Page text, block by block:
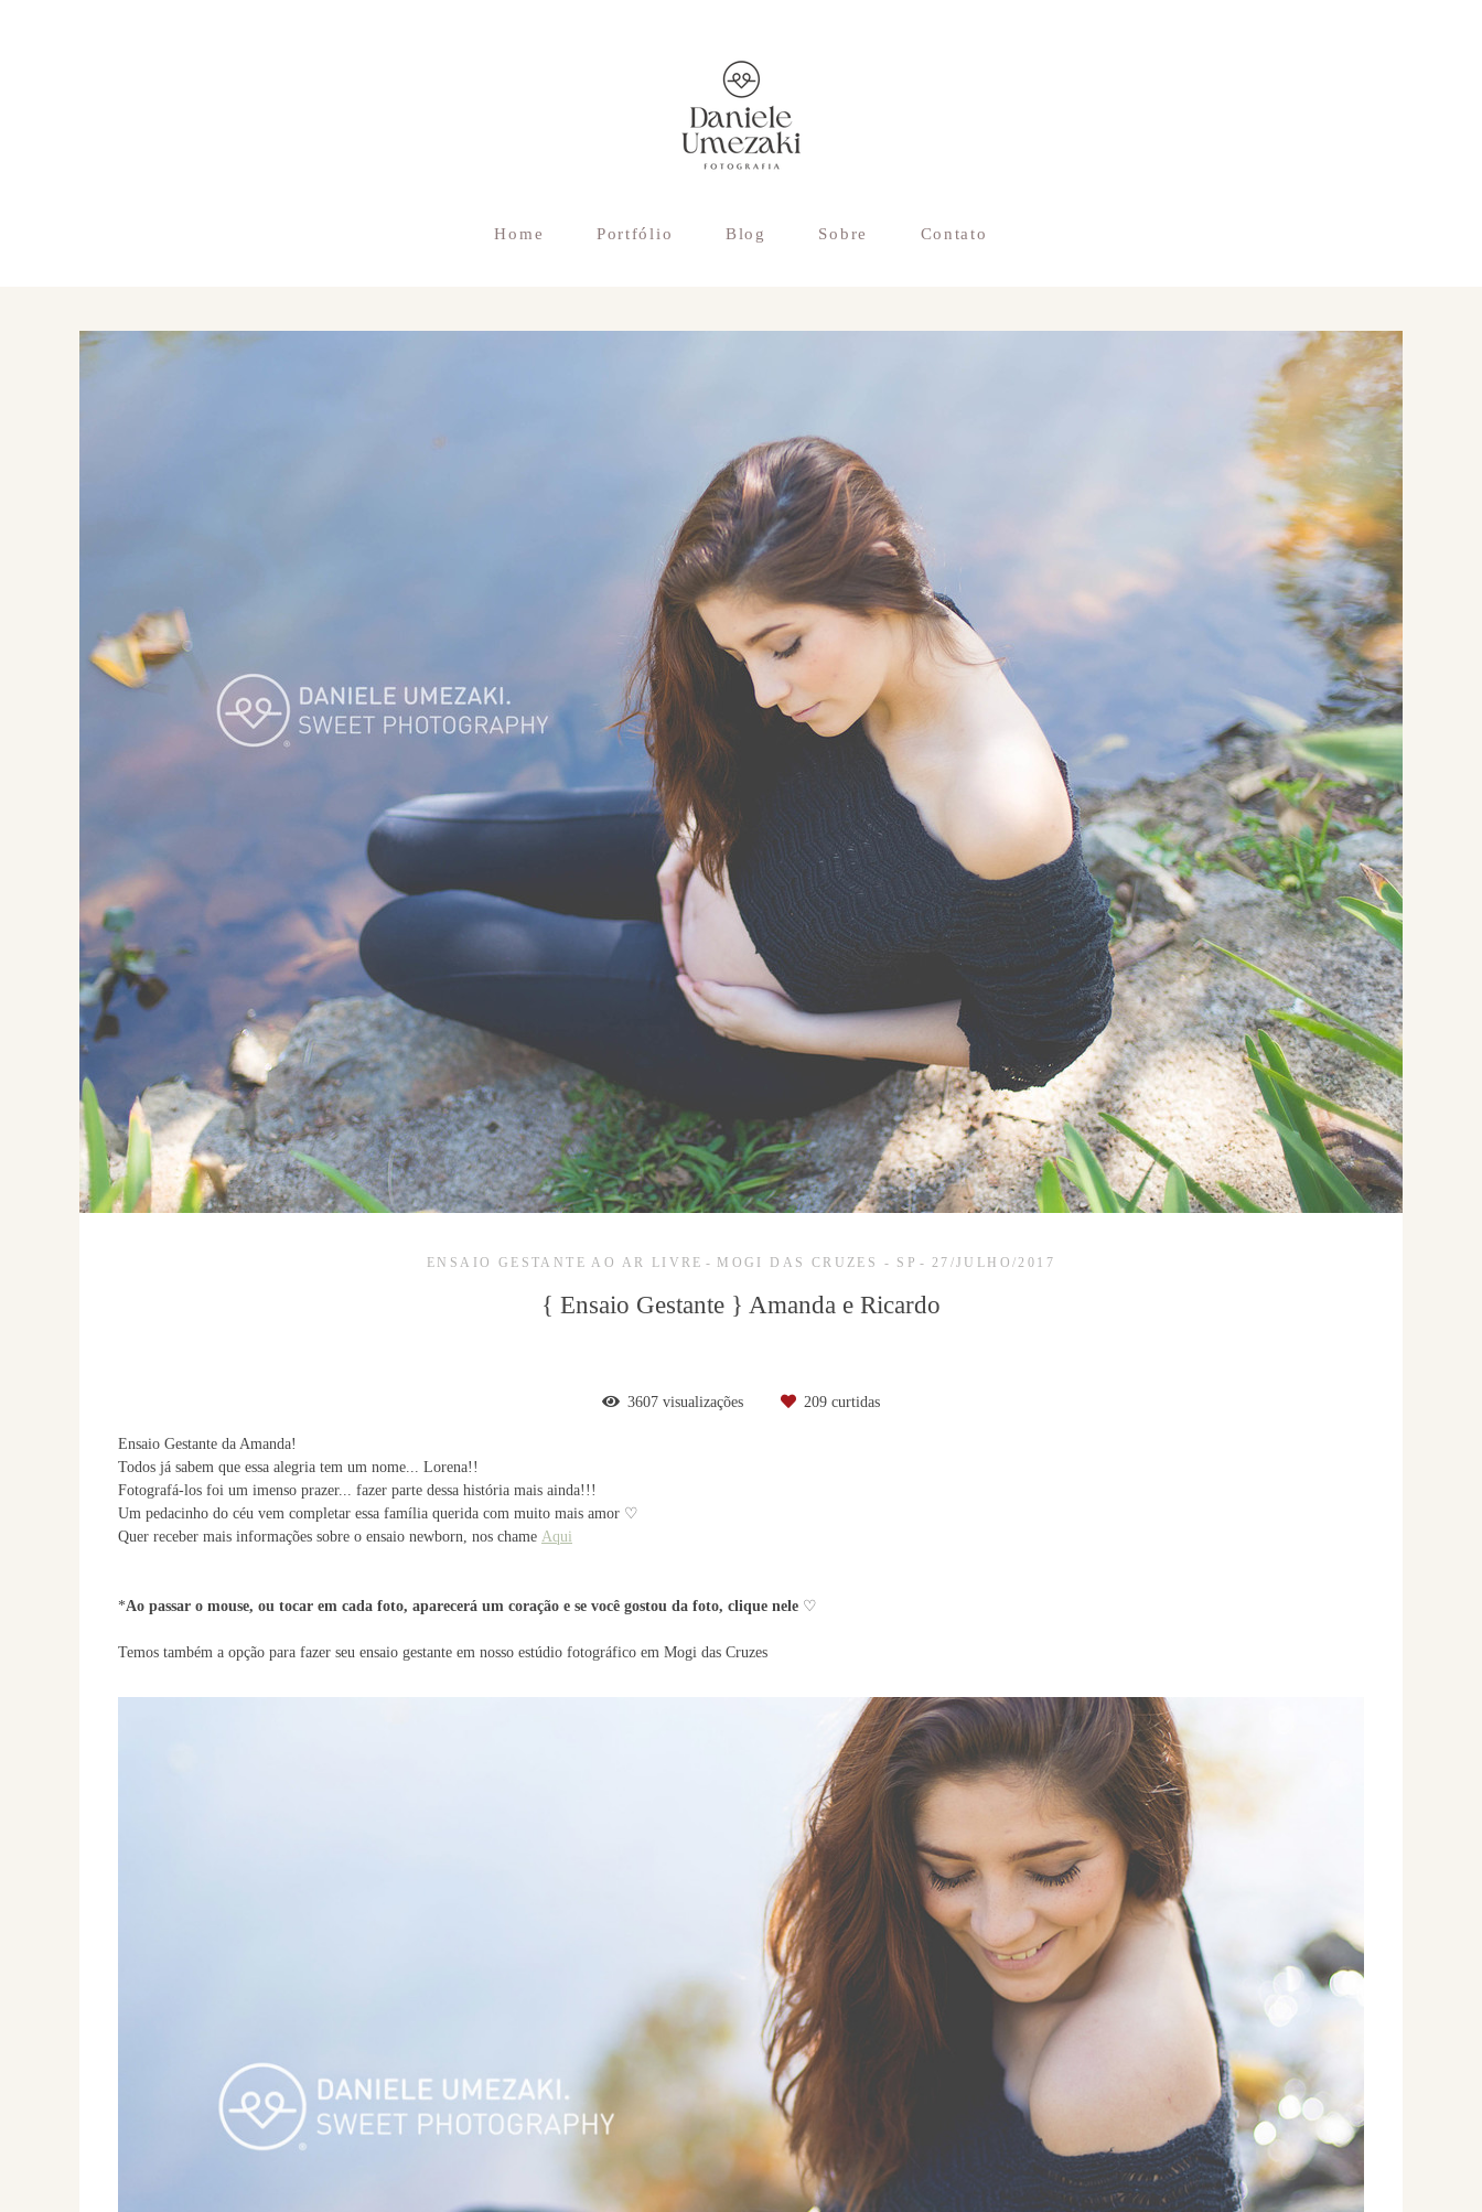
Home Portfólio Blog Sobre Contato
ENSAIO GESTANTE AO AR LIVRE MOGI DAS CRUZES - SP 27/JULHO/2017
{ Ensaio Gestante } Amanda e Ricardo
3607 visualizações 209 curtidas
Ensaio Gestante da Amanda!
Todos já sabem que essa alegria tem um nome... Lorena!!
Fotografá-los foi um imenso prazer... fazer parte dessa história mais ainda!!!
Um pedacinho do céu vem completar essa família querida com muito mais amor ♡
Quer receber mais informações sobre o ensaio newborn, nos chame Aqui
*Ao passar o mouse, ou tocar em cada foto, aparecerá um coração e se você gostou da foto, clique nele ♡
Temos também a opção para fazer seu ensaio gestante em nosso estúdio fotográfico em Mogi das Cruzes